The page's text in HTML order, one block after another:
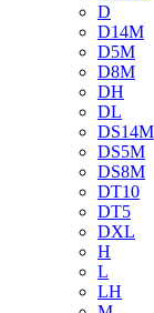
D
D14M
D5M
D8M
DH
DL
DS14M
DS5M
DS8M
DT10
DT5
DXL
H
L
LH